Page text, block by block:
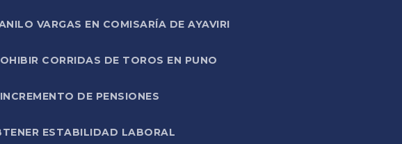
VARGAS EN COMISARÍA DE AYAVIRI
CORRIDAS DE TOROS EN PUNO
DE PENSIONES
ESTABILIDAD LABORAL